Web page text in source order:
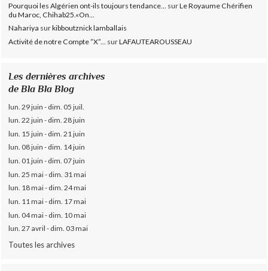
Pourquoi les Algérien ont-ils toujours tendance...
surLe Royaume Chérifien
du Maroc, Chihab25.«On...
Nahariya surkibboutznick lamballais
Activité de notre Compte ”X”...
surLAFAUTEAROUSSEAU
Les dernières archives
de Bla Bla Blog
lun. 29 juin - dim. 05 juil.
lun. 22 juin - dim. 28 juin
lun. 15 juin - dim. 21 juin
lun. 08 juin - dim. 14 juin
lun. 01 juin - dim. 07 juin
lun. 25 mai - dim. 31 mai
lun. 18 mai - dim. 24 mai
lun. 11 mai - dim. 17 mai
lun. 04 mai - dim. 10 mai
lun. 27 avril - dim. 03 mai
Toutes les archives